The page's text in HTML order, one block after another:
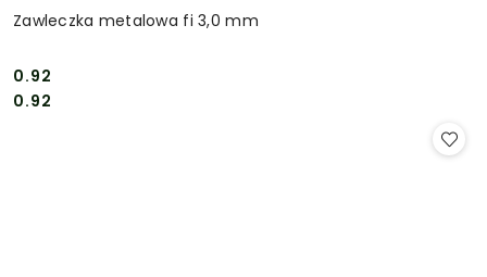
Zawleczka metalowa fi 3,0 mm
Cena:
0.92
Cena:
0.92